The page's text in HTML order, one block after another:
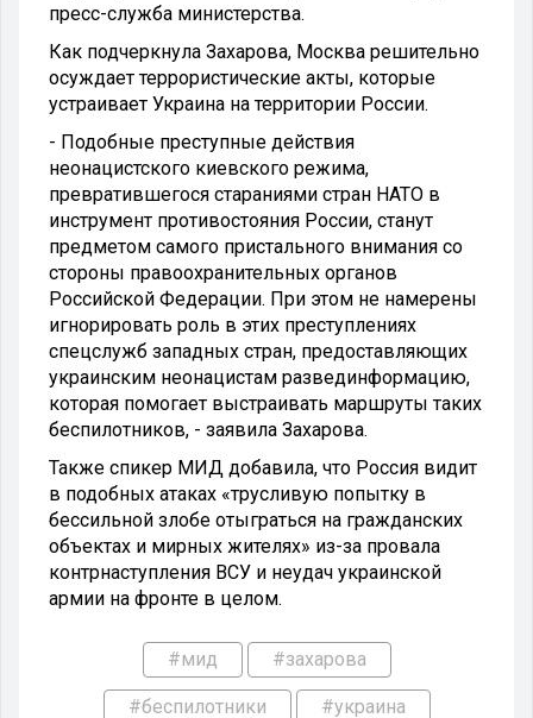
пресс-служба министерства.
Как подчеркнула Захарова, Москва решительно
осуждает террористические акты, которые
устраивает Украина на территории России.
- Подобные преступные действия
неонацистского киевского режима,
превратившегося стараниями стран НАТО в
инструмент противостояния России, станут
предметом самого пристального внимания со
стороны правоохранительных органов
Российской Федерации. При этом не намерены
игнорировать роль в этих преступлениях
спецслужб западных стран, предоставляющих
украинским неонацистам развединформацию,
которая помогает выстраивать маршруты таких
беспилотников, - заявила Захарова.
Также спикер МИД добавила, что Россия видит
в подобных атаках «трусливую попытку в
бессильной злобе отыграться на гражданских
объектах и мирных жителях» из-за провала
контрнаступления ВСУ и неудач украинской
армии на фронте в целом.
#мид #захарова
#беспилотники #украина